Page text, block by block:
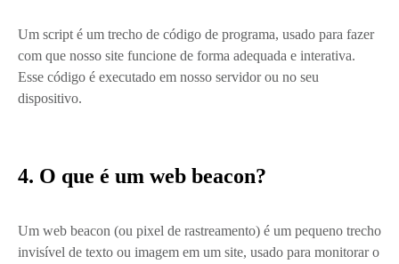
Um script é um trecho de código de programa, usado para fazer
com que nosso site funcione de forma adequada e interativa.
Esse código é executado em nosso servidor ou no seu
dispositivo.
4. O que é um web beacon?
Um web beacon (ou pixel de rastreamento) é um pequeno trecho
invisível de texto ou imagem em um site, usado para monitorar o